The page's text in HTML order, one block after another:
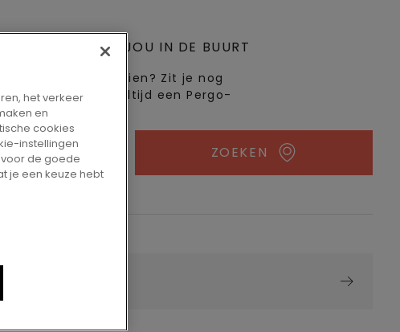
BIJ JOU IN DE BUURT
graag in het echt zien? Zit je nog
probleem! Er is altijd een Pergo-
ZOEKEN
kamer
het verkeer
en
cookies
instellingen
de goede
je een keuze hebt